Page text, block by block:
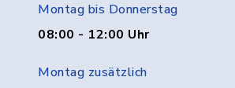
Montag bis Donnerstag
08:00 - 12:00 Uhr
Montag zusätzlich